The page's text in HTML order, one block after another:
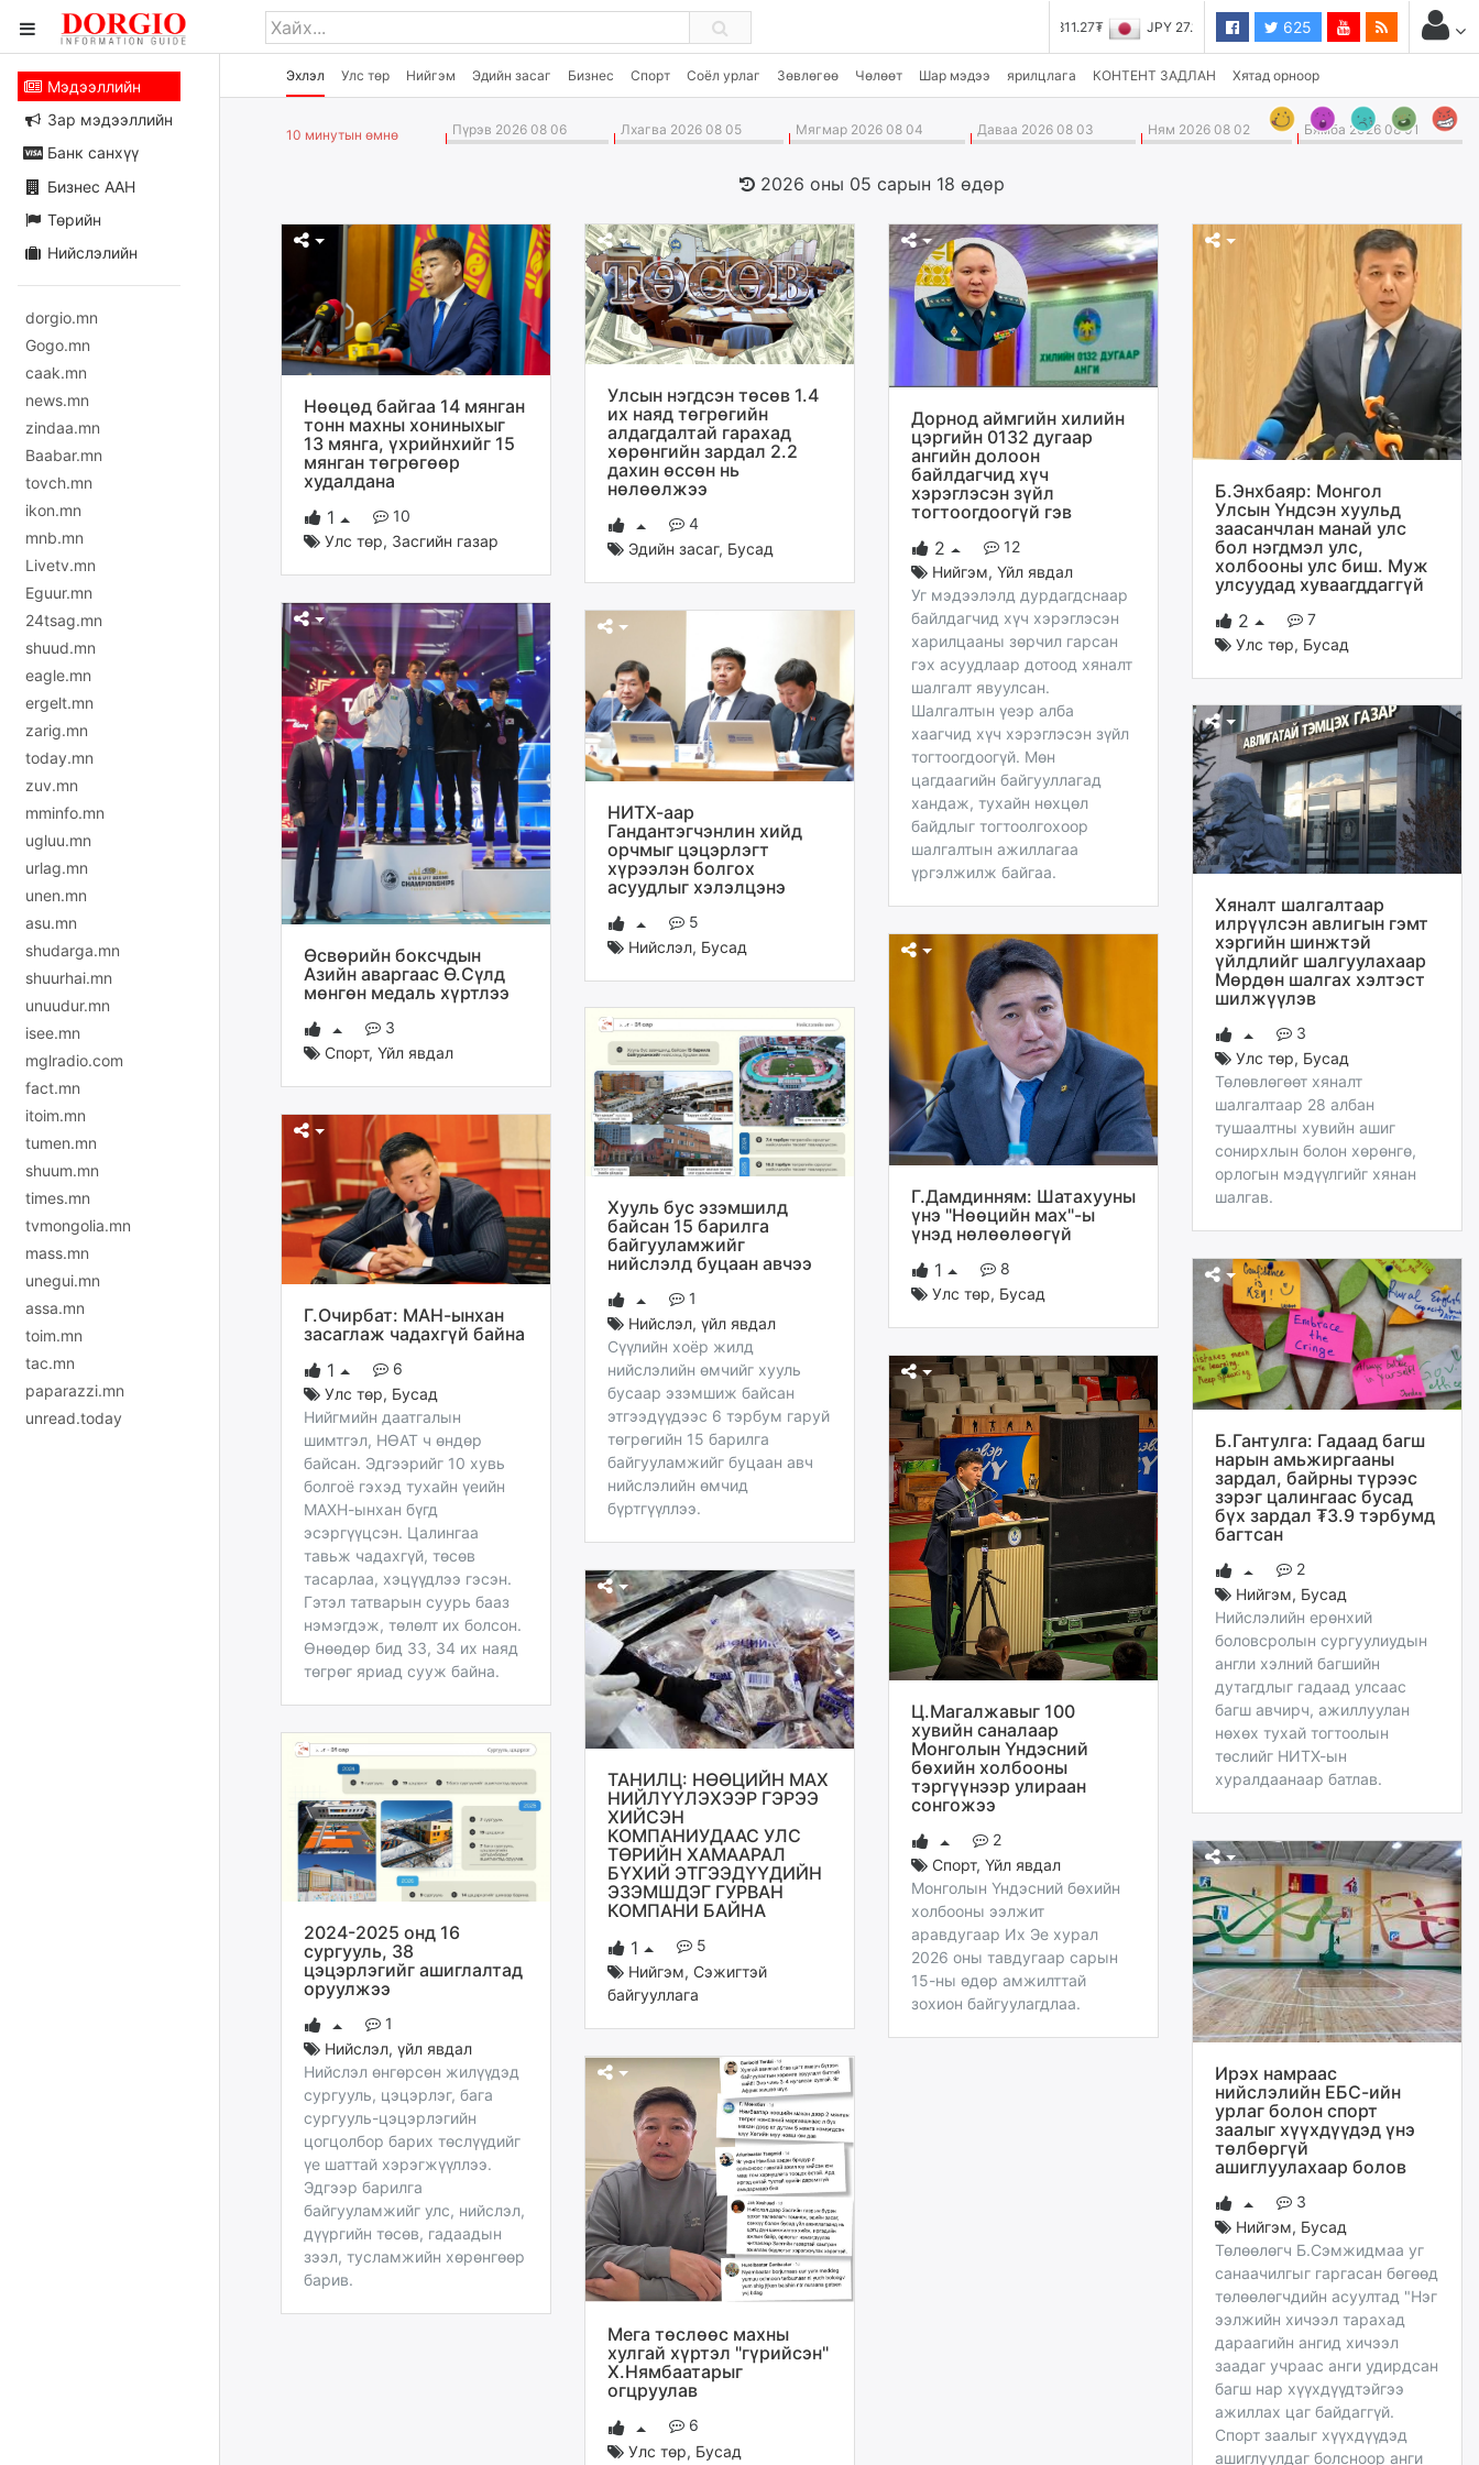
JPY 27.19₮ 625
Эхлэл Улс төр Нийгэм Эдийн засаг Бизнес Спорт Соёл урлаг Зөвлөгөө Чөлөөт Шар мэдээ ярилцлага КОНТЕНТ ЗАДЛАН Хятад орноор
Мэдээллийн
Зар мэдээллийн
Банк санхүү
Бизнес ААН
Төрийн
Нийслэлийн
dorgio.mn
Gogo.mn
caak.mn
news.mn
zindaa.mn
Baabar.mn
tovch.mn
ikon.mn
mnb.mn
Livetv.mn
Eguur.mn
24tsag.mn
shuud.mn
eagle.mn
ergelt.mn
zarig.mn
today.mn
zuv.mn
mminfo.mn
ugluu.mn
urlag.mn
unen.mn
asu.mn
shudarga.mn
shuurhai.mn
unuudur.mn
isee.mn
mglradio.com
fact.mn
itoim.mn
tumen.mn
shuum.mn
times.mn
tvmongolia.mn
mass.mn
unegui.mn
assa.mn
toim.mn
tac.mn
paparazzi.mn
unread.today
10 минутын өмнө Пүрэв 2026 08 06 Лхагва 2026 08 05 Мягмар 2026 08 04 Даваа 2026 08 03 Ням 2026 08 02 Бямба 2026 08 01
2026 оны 05 сарын 18 өдөр
Нөөцөд байгаа 14 мянган
тонн махны хониныхыг
13 мянга, үхрийнхийг 15
мянган төгрөгөөр
худалдана
1
10
Улс төр, Засгийн газар
Улсын нэгдсэн төсөв 1.4
их наяд төгрөгийн
алдагдалтай гарахад
хөрөнгийн зардал 2.2
дахин өссөн нь
нөлөөлжээ
4
Эдийн засаг, Бусад
Дорнод аймгийн хилийн
цэргийн 0132 дугаар
ангийн долоон
байлдагчид хүч
хэрэглэсэн зүйл
тогтоогдоогүй гэв
2
12
Нийгэм, Үйл явдал
Уг мэдээлэлд дурдагдснаар
байлдагчид хүч хэрэглэсэн
харилцааны зөрчил гарсан
гэх асуудлаар дотоод хяналт
шалгалт явуулсан.
Шалгалтын үеэр алба
хаагчид хүч хэрэглэсэн зүйл
тогтоогдоогүй. Мөн
цагдаагийн байгууллагад
хандаж, тухайн нөхцөл
байдлыг тогтоолгохоор
шалгалтын ажиллагаа
үргэлжилж байгаа.
Б.Энхбаяр: Монгол
Улсын Үндсэн хуульд
заасанчлан манай улс
бол нэгдмэл улс,
холбооны улс биш. Муж
улсуудад хуваагддаггүй
2
7
Улс төр, Бусад
Өсвөрийн боксчдын
Азийн аваргаас Ө.Сүлд
мөнгөн медаль хүртлээ
3
Спорт, Үйл явдал
НИТХ-аар
Гандантэгчэнлин хийд
орчмыг цэцэрлэгт
хүрээлэн болгох
асуудлыг хэлэлцэнэ
5
Нийслэл, Бусад
Хяналт шалгалтаар
илрүүлсэн авлигын гэмт
хэргийн шинжтэй
үйлдлийг шалгуулахаар
Мөрдөн шалгах хэлтэст
шилжүүлэв
3
Улс төр, Бусад
Төлөвлөгөөт хяналт
шалгалтаар 28 албан
тушаалтны хувийн ашиг
сонирхлын болон хөрөнгө,
орлогын мэдүүлгийг хянан
шалгав.
Г.Дамдинням: Шатахууны
үнэ "Нөөцийн мах"-ы
үнэд нөлөөлөөгүй
1
8
Улс төр, Бусад
Хууль бус эзэмшилд
байсан 15 барилга
байгууламжийг
нийслэлд буцаан авчээ
1
Нийслэл, үйл явдал
Сүүлийн хоёр жилд
нийслэлийн өмчийг хууль
бусаар эзэмшиж байсан
этгээдүүдээс 6 тэрбум гаруй
төгрөгийн 15 барилга
байгууламжийг буцаан авч
нийслэлийн өмчид
бүртгүүллээ.
Г.Очирбат: МАН-ынхан
засаглаж чадахгүй байна
1
6
Улс төр, Бусад
Нийгмийн даатгалын
шимтгэл, НӨАТ ч өндөр
байсан. Эдгээрийг 10 хувь
болгоё гэхэд тухайн үеийн
МАХН-ынхан бүгд
эсэргүүцсэн. Цалингаа
тавьж чадахгүй, төсөв
тасарлаа, хэцүүдлээ гэсэн.
Гэтэл татварын суурь бааз
нэмэгдэж, төлөлт их болсон.
Өнөөдөр бид 33, 34 их наяд
төгрөг яриад сууж байна.
Б.Гантулга: Гадаад багш
нарын амьжиргааны
зардал, байрны түрээс
зэрэг цалингаас бусад
бүх зардал ₮3.9 тэрбумд
багтсан
2
Нийгэм, Бусад
Нийслэлийн ерөнхий
боловсролын сургуулиудын
англи хэлний багшийн
дутагдлыг гадаад улсаас
багш авчирч, ажиллуулан
нөхөх тухай тогтоолын
төслийг НИТХ-ын
хуралдаанаар батлав.
Ц.Магалжавыг 100
хувийн саналаар
Монголын Үндэсний
бөхийн холбооны
тэргүүнээр улираан
сонгожээ
2
Спорт, Үйл явдал
Монголын Үндэсний бөхийн
холбооны ээлжит
аравдугаар Их Эе хурал
2026 оны тавдугаар сарын
15-ны өдөр амжилттай
зохион байгуулагдлаа.
ТАНИЛЦ: НӨӨЦИЙН МАХ
НИЙЛҮҮЛЭХЭЭР ГЭРЭЭ
ХИЙСЭН
КОМПАНИУДААС УЛС
ТӨРИЙН ХАМААРАЛ
БҮХИЙ ЭТГЭЭДҮҮДИЙН
ЭЗЭМШДЭГ ГУРВАН
КОМПАНИ БАЙНА
1
5
Нийгэм, Сэжигтэй
байгууллага
2024-2025 онд 16
сургууль, 38
цэцэрлэгийг ашиглалтад
оруулжээ
1
Нийслэл, үйл явдал
Нийслэл өнгөрсөн жилүүдэд
сургууль, цэцэрлэг, бага
сургууль-цэцэрлэгийн
цогцолбор барих төслүүдийг
үе шаттай хэрэгжүүллээ.
Эдгээр барилга
байгууламжийг улс, нийслэл,
дүүргийн төсөв, гадаадын
зээл, тусламжийн хөрөнгөөр
барив.
Ирэх намраас
нийслэлийн ЕБС-ийн
урлаг болон спорт
заалыг хүүхдүүдэд үнэ
төлбөргүй
ашиглуулахаар болов
3
Нийгэм, Бусад
Төлөөлөгч Б.Сэмжидмаа уг
санаачилгыг гаргасан бөгөөд
төлөөлөгчдийн асуултад "Нэг
ээлжийн хичээл тарахад
дараагийн ангид хичээл
заадаг учраас анги удирдсан
багш нар хүүхдүүдтэйгээ
ажиллах цаг байдаггүй.
Спорт заалыг хүүхдүүдэд
ашиглуулдаг болсноор анги
Мега төслөөс махны
хулгай хүртэл "гүрийсэн"
Х.Нямбаатарыг
огцруулав
6
Улс төр, Бусад